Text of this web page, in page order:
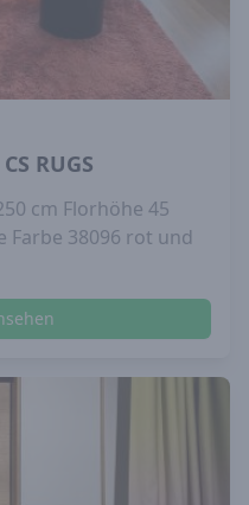
RUGS
cm Florhöhe 45
Farbe 38096 rot und